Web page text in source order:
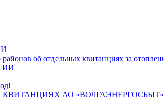
об отдельных квитанциях за
КВИТАНЦИЯХ АО «ВОЛГАЭНЕРГОСБЫТ»